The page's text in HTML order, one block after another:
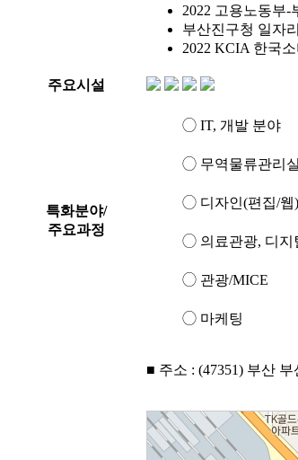
2022 고용노동부-
부산진구청 일자
2022 KCIA 한국
주요시설
특화분야/
주요과정
◯ IT, 개발 분야
◯ 무역물류관리
◯ 디자인(편집/웹)
◯ 의료관광, 디지
◯ 관광/MICE
◯ 마케팅
■ 주소 : (47351) 부산